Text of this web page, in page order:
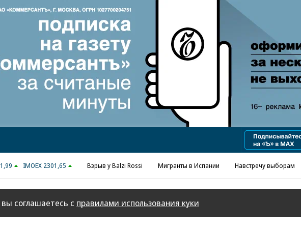
IMOEX 2301,65 Взрыв у Balzi Rossi Мигранты в Испании Навстречу выборам
соглашаетесь с правилами использования куки